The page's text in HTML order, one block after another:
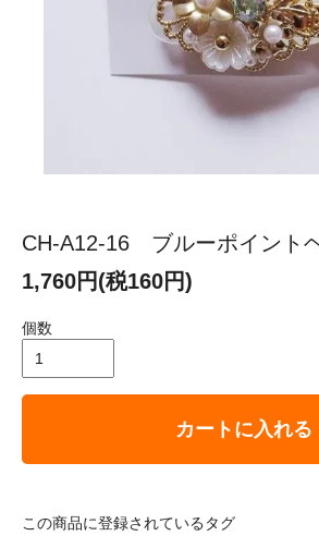
CH-A12-16 ブルーポイント
1,760円(税160円)
個数
カートに入れる
この商品に登録されているタグ